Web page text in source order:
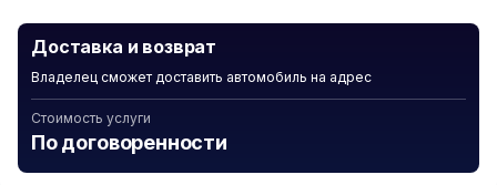
Доставка и возврат
Владелец сможет доставить автомобиль на адрес
Стоимость услуги
По договоренности